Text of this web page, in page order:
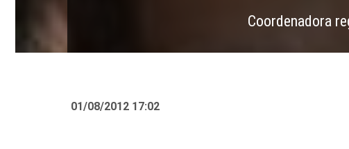
Coordenadora
01/08/2012 17:02